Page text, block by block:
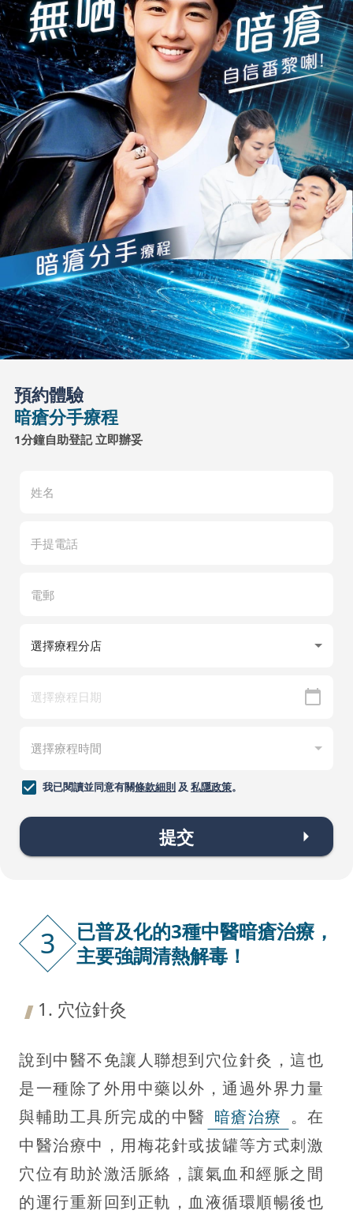
預約體驗
暗瘡分手療程
1分鐘自助登記 立即辦妥
我已閱讀並同意有關條款細則 及 私隱政策。
提交
3
已普及化的3種中醫暗瘡治療，
主要強調清熱解毒！
1. 穴位針灸
說到中醫不免讓人聯想到穴位針灸，這也
是一種除了外用中藥以外，通過外界力量
與輔助工具所完成的中醫 暗瘡治療 。在
中醫治療中，用梅花針或拔罐等方式刺激
穴位有助於激活脈絡，讓氣血和經脈之間
的運行重新回到正軌，血液循環順暢後也